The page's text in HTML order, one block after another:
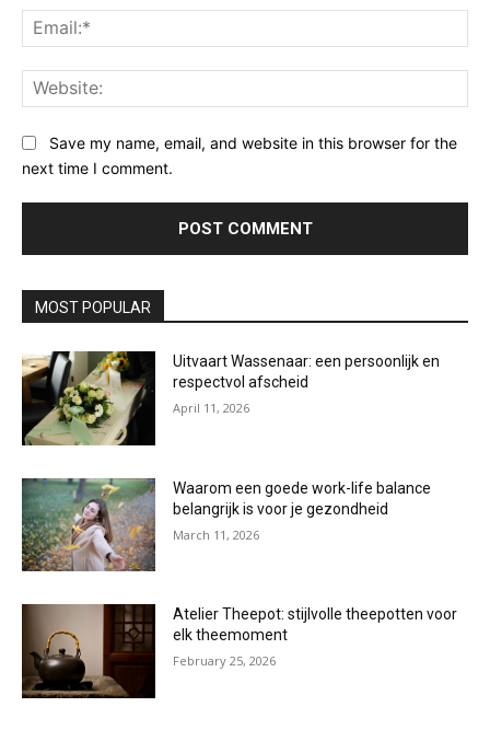
Save my name, email, and website in this browser for the
next time I comment.
MOST POPULAR
Uitvaart Wassenaar: een persoonlijk en
respectvol afscheid
April 11, 2026
Waarom een goede work-life balance
belangrijk is voor je gezondheid
March 11, 2026
Atelier Theepot: stijlvolle theepotten voor
elk theemoment
February 25, 2026